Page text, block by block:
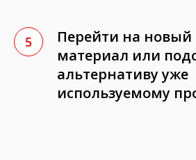
Перейти на
материал или
альтернативу уже
используемому